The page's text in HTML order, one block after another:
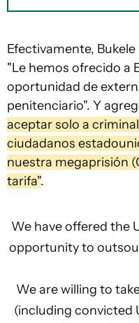
Efectivamente,
"Le hemos ofrecido a
oportunidad de
penitenciario". Y
aceptar solo a
ciudadanos
nuestra megaprisión
tarifa".
We have offered the
opportunity to
We are willing to
(including convicted